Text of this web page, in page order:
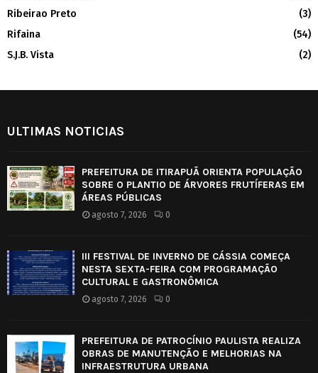
Ribeirao Preto
(3)
Rifaina
(54)
S.J.B. Vista
(2)
ULTIMAS NOTICIAS
PREFEITURA DE ITIRAPUÃ ORIENTA POPULAÇÃO
SOBRE O PLANTIO DE ÁRVORES FRUTÍFERAS EM
ÁREAS PÚBLICAS
agosto 7, 2026 0
III FESTIVAL DE INVERNO DE CÁSSIA COMEÇA
NESTA SEXTA-FEIRA COM PROGRAMAÇÃO
CULTURAL E GASTRONÔMICA
agosto 7, 2026 0
PREFEITURA DE PATROCÍNIO PAULISTA REALIZA
OBRAS DE MANUTENÇÃO E MELHORIAS NA
INFRAESTRUTURA URBANA